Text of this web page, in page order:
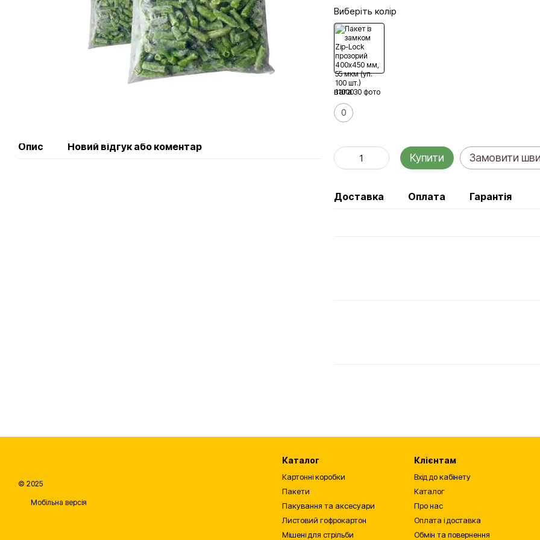
Опис Новий відгук або коментар
Виберіть колір
вага
0
Купити Замовити
Доставка Оплата Гарантія
© 2025
Мобільна версія
Каталог
Картонні коробки
Пакети
Пакування та аксесуари
Листовий гофрокартон
Мішені для стрільби
Клієнтам
Вхід до кабінету
Каталог
Про нас
Оплата і доставка
Обмін та повернення